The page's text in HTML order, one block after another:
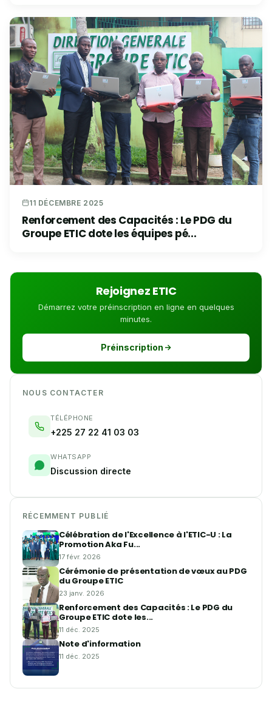
11 DÉCEMBRE 2025
Renforcement des Capacités : Le PDG du
Groupe ETIC dote les équipes pé...
Rejoignez ETIC
Démarrez votre préinscription en ligne en quelques
minutes.
Préinscription
NOUS CONTACTER
TÉLÉPHONE
+225 27 22 41 03 03
WHATSAPP
Discussion directe
RÉCEMMENT PUBLIÉ
Célébration de l'Excellence à l'ETIC-U : La
Promotion Aka Fu...
17 févr. 2026
Cérémonie de présentation de vœux au PDG
du Groupe ETIC
23 janv. 2026
Renforcement des Capacités : Le PDG du
Groupe ETIC dote les...
11 déc. 2025
Note d'information
11 déc. 2025